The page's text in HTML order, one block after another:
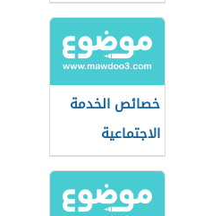
خصائص الخدمة
الاجتماعية